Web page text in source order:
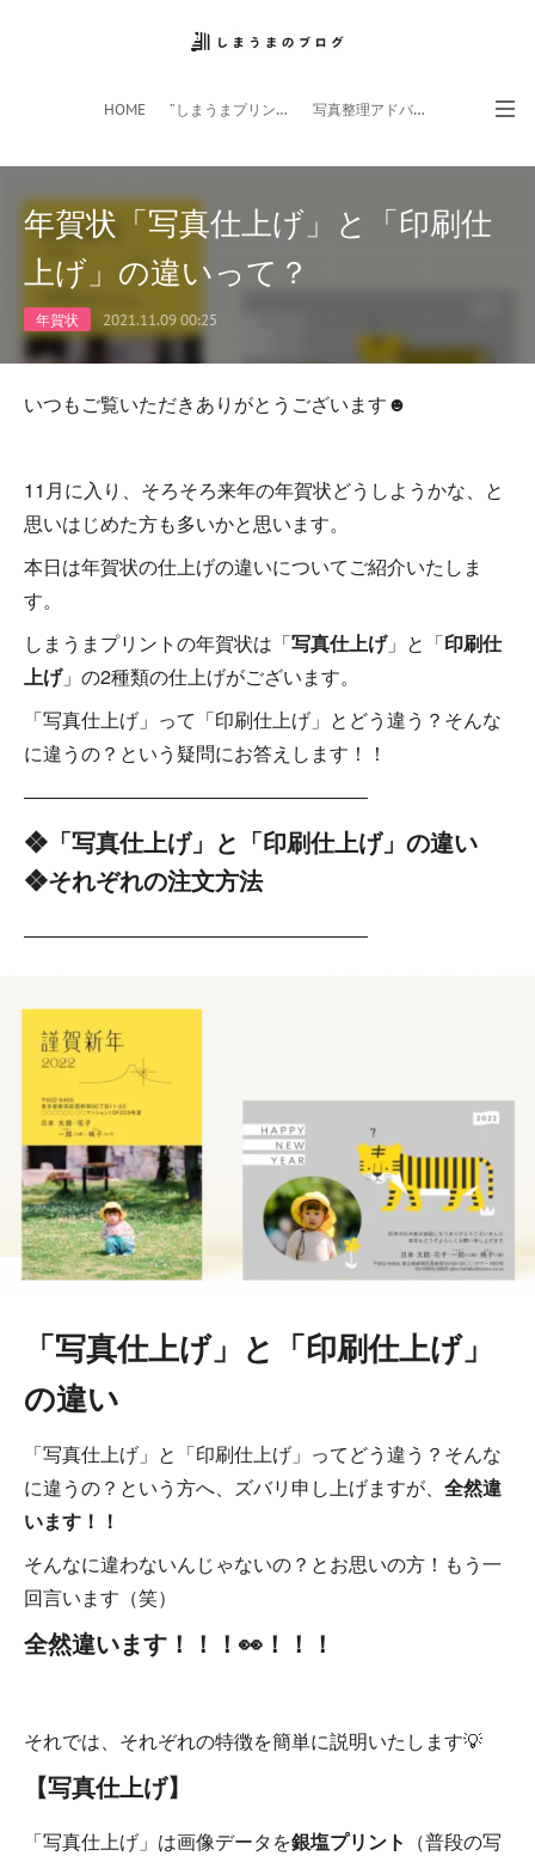
HOME ”しまうまプリント”サイト 写真整理アドバイザー
年賀状「写真仕上げ」と「印刷仕
上げ」の違いって？
年賀状 2021.11.09 00:25
いつもご覧いただきありがとうございます☻
11月に入り、そろそろ来年の年賀状どうしようかな、と
思いはじめた方も多いかと思います。
本日は年賀状の仕上げの違いについてご紹介いたしま
す。
しまうまプリントの年賀状は「写真仕上げ」と「印刷仕
上げ」の2種類の仕上げがございます。
「写真仕上げ」って「印刷仕上げ」とどう違う？そんな
に違うの？という疑問にお答えします！！
――――――――――――――――――
❖「写真仕上げ」と「印刷仕上げ」の違い
❖それぞれの注文方法
――――――――――――――――――
「写真仕上げ」と「印刷仕上げ」
の違い
「写真仕上げ」と「印刷仕上げ」ってどう違う？そんな
に違うの？という方へ、ズバリ申し上げますが、 全然違
います！！
そんなに違わないんじゃないの？とお思いの方！もう一
回言います（笑）
全然違います！！！👀！！！
それでは、それぞれの特徴を簡単に説明いたします💡
【写真仕上げ】
「写真仕上げ」は画像データを銀塩プリント （普段の写